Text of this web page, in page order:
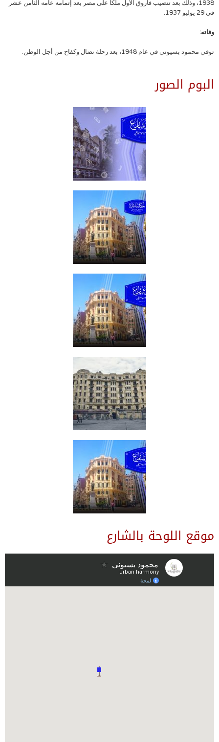
1938، وذلك بعد تنصيب فاروق الأول ملكًا على مصر بعد إتمامه عامه الثامن عشر
في 29 يوليو 1937.
وفاته:
توفي محمود بسيوني في عام 1948، بعد رحلة نضال وكفاح من أجل الوطن.
البوم الصور
موقع اللوحة بالشارع